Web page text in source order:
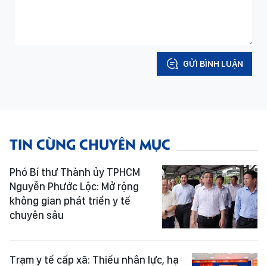
GỬI BÌNH LUẬN
TIN CÙNG CHUYÊN MỤC
Phó Bí thư Thành ủy TPHCM
Nguyễn Phước Lộc: Mở rộng
không gian phát triển y tế
chuyên sâu
Trạm y tế cấp xã: Thiếu nhân lực, hạ